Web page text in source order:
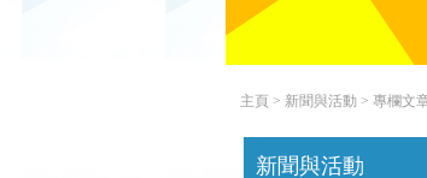
主頁 > 新聞與活動 > 專欄文
新聞與活動